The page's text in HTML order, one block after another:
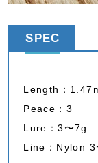
SPEC
Length：
Peace：3
Lure：3〜7g
Line：Nylon